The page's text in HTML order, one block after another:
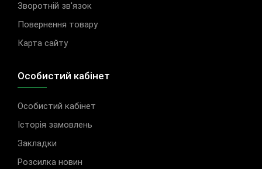
Зворотній зв'язок
Повернення товару
Карта сайту
Особистий кабінет
Особистий кабінет
Історія замовлень
Закладки
Розсилка новин